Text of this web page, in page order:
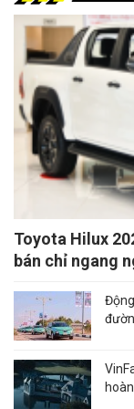
Toyota Hilux
bán chỉ ngang